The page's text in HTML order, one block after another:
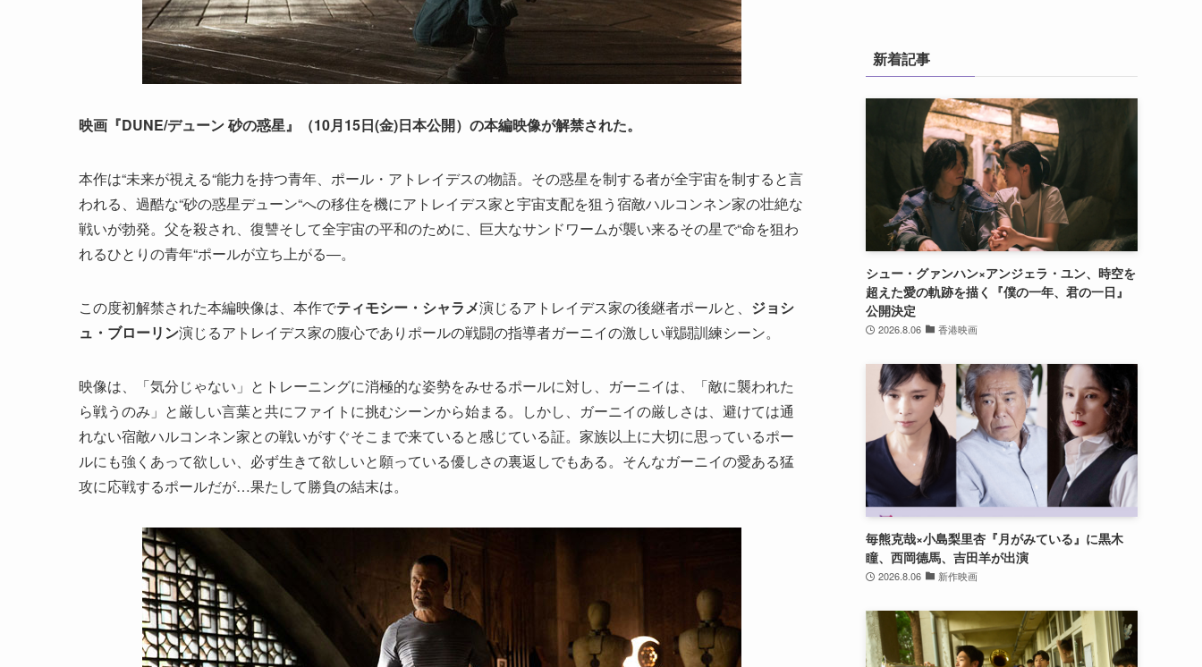
映画『DUNE/デューン 砂の惑星』（10月15日(金)日本公開）の本編映像が解禁された。
本作は“未来が視える“能力を持つ青年、ポール・アトレイデスの物語。その惑星を制する者が全宇宙を制すると言
われる、過酷な“砂の惑星デューン“への移住を機にアトレイデス家と宇宙支配を狙う宿敵ハルコンネン家の壮絶な
戦いが勃発。父を殺され、復讐そして全宇宙の平和のために、巨大なサンドワームが襲い来るその星で“命を狙わ
れるひとりの青年“ポールが立ち上がる―。
この度初解禁された本編映像は、本作でティモシー・シャラメ演じるアトレイデス家の後継者ポールと、 ジョシ
ュ・ブローリン演じるアトレイデス家の腹心でありポールの戦闘の指導者ガーニイの激しい戦闘訓練シーン。
映像は、「気分じゃない」とトレーニングに消極的な姿勢をみせるポールに対し、ガーニイは、「敵に襲われた
ら戦うのみ」と厳しい言葉と共にファイトに挑むシーンから始まる。しかし、ガーニイの厳しさは、避けては通
れない宿敵ハルコンネン家との戦いがすぐそこまで来ていると感じている証。家族以上に大切に思っているポー
ルにも強くあって欲しい、必ず生きて欲しいと願っている優しさの裏返しでもある。そんなガーニイの愛ある猛
攻に応戦するポールだが…果たして勝負の結末は。
新着記事
シュー・グァンハン×アンジェラ・ユン、時空を
超えた愛の軌跡を描く『僕の一年、君の一日』
公開決定
2026.8.06 香港映画
毎熊克哉×小島梨里杏『月がみている』に黒木
瞳、西岡德馬、吉田羊が出演
2026.8.06 新作映画